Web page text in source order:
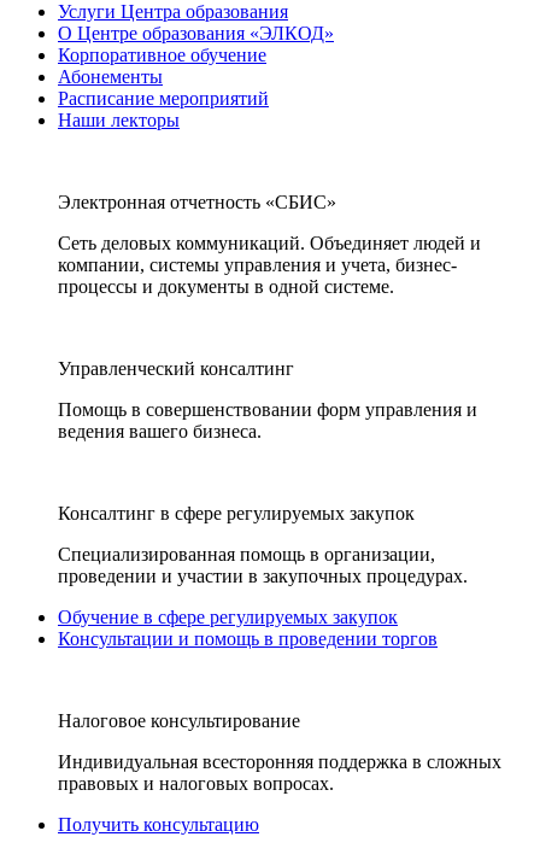
Услуги Центра образования
О Центре образования «ЭЛКОД»
Корпоративное обучение
Абонементы
Расписание мероприятий
Наши лекторы
Электронная отчетность «СБИС»
Сеть деловых коммуникаций. Объединяет людей и
компании, системы управления и учета, бизнес-
процессы и документы в одной системе.
Управленческий консалтинг
Помощь в совершенствовании форм управления и
ведения вашего бизнеса.
Консалтинг в сфере регулируемых закупок
Специализированная помощь в организации,
проведении и участии в закупочных процедурах.
Обучение в сфере регулируемых закупок
Консультации и помощь в проведении торгов
Налоговое консультирование
Индивидуальная всесторонняя поддержка в сложных
правовых и налоговых вопросах.
Получить консультацию